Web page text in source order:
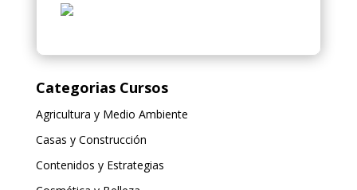
Categorias Cursos
Agricultura y Medio Ambiente
Casas y Construcción
Contenidos y Estrategias